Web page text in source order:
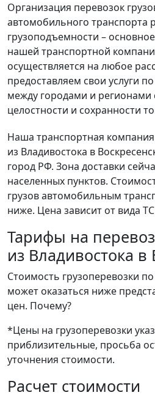
Организация перевозок
автомобильного транспорта
грузоподъемности –
нашей транспортной
осуществляется на любое
предоставляем свои услуги
между городами и регионами
целостности и сохранности
Наша транспортная
из Владивостока в
город РФ. Зона доставки
населенных пунктов.
грузов автомобильным
ниже. Цена зависит от вида
Тарифы на
из Владивостока в
Стоимость грузоперевозки
может оказаться ниже
цен. Почему?
*Цены на грузоперевозки
приблизительные, просьба
уточнения стоимости.
Расчет стоимости